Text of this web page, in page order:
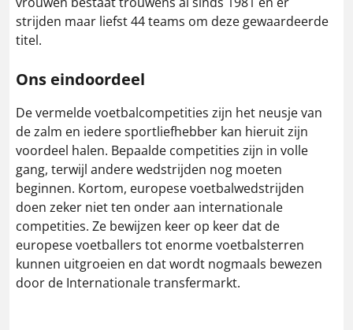
strijden maar liefst 44 teams om deze gewaardeerde
titel.
Ons eindoordeel
De vermelde voetbalcompetities zijn het neusje van
de zalm en iedere sportliefhebber kan hieruit zijn
voordeel halen. Bepaalde competities zijn in volle
gang, terwijl andere wedstrijden nog moeten
beginnen. Kortom, europese voetbalwedstrijden
doen zeker niet ten onder aan internationale
competities. Ze bewijzen keer op keer dat de
europese voetballers tot enorme voetbalsterren
kunnen uitgroeien en dat wordt nogmaals bewezen
door de Internationale transfermarkt.